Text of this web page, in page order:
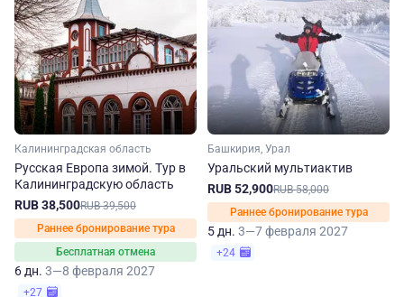
Калининградская область
Русская Европа зимой. Тур в
Калининградскую область
RUB 38,500RUB 39,500
Раннее бронирование тура
Бесплатная отмена
6 дн. 3—8 февраля 2027
+27
Башкирия, Урал
Уральский мультиактив
RUB 52,900RUB 58,000
Раннее бронирование тура
5 дн. 3—7 февраля 2027
+24